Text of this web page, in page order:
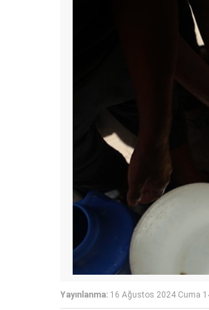
Yayınlanma: 16 Ağustos 2024 Cuma